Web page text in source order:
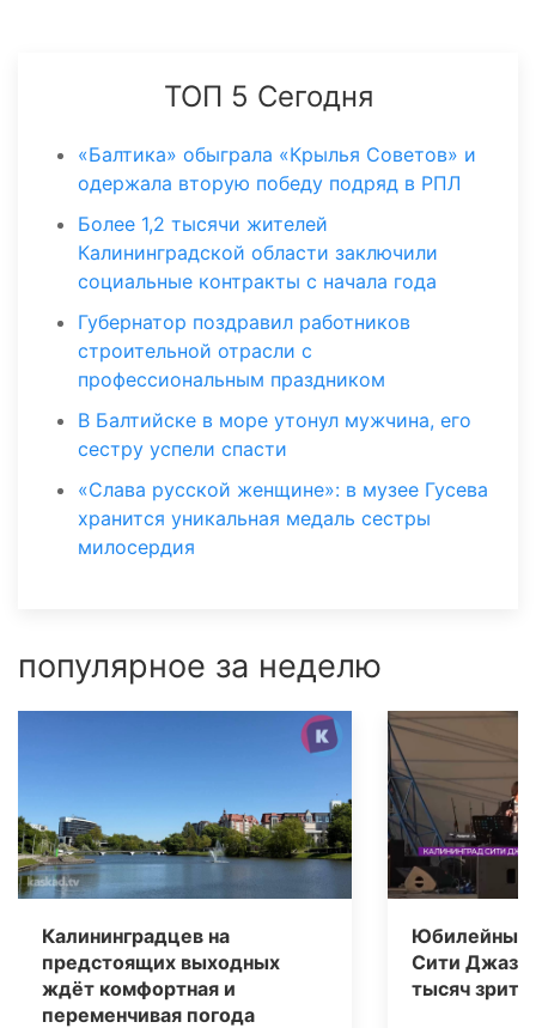
ТОП 5 Сегодня
«Балтика» обыграла «Крылья Советов» и
одержала вторую победу подряд в РПЛ
Более 1,2 тысячи жителей
Калининградской области заключили
социальные контракты с начала года
Губернатор поздравил работников
строительной отрасли с
профессиональным праздником
В Балтийске в море утонул мужчина, его
сестру успели спасти
«Слава русской женщине»: в музее Гусева
хранится уникальная медаль сестры
милосердия
популярное за неделю
Калининградцев на
предстоящих выходных
ждёт комфортная и
переменчивая погода
Юбилейный
Сити Джаз»
тысяч